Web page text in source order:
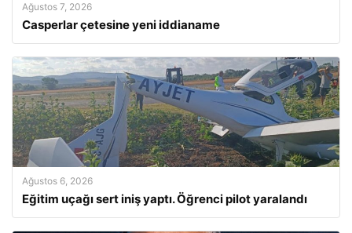
Ağustos 7, 2026
Casperlar çetesine yeni iddianame
Ağustos 6, 2026
Eğitim uçağı sert iniş yaptı. Öğrenci pilot yaralandı